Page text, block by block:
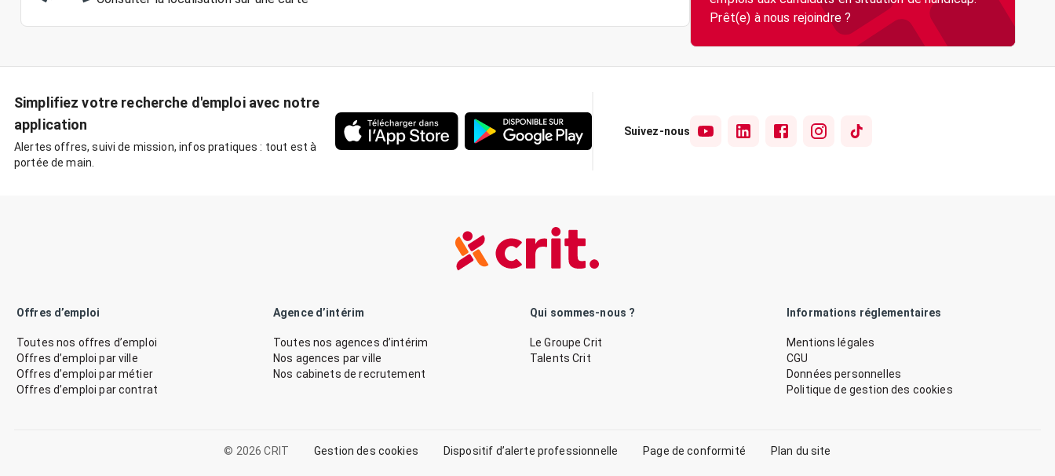
Simplifiez votre recherche d'emploi avec notre
application
Alertes offres, suivi de mission, infos pratiques : tout est à
portée de main.
Suivez-nous
Offres d’emploi
Toutes nos offres d’emploi
Offres d’emploi par ville
Offres d’emploi par métier
Offres d’emploi par contrat
Agence d’intérim
Toutes nos agences d’intérim
Nos agences par ville
Nos cabinets de recrutement
Qui sommes-nous ?
Le Groupe Crit
Talents Crit
Informations réglementaires
Mentions légales
CGU
Données personnelles
Politique de gestion des cookies
© 2026 CRIT Gestion des cookies Dispositif d’alerte professionnelle Page de conformité Plan du site